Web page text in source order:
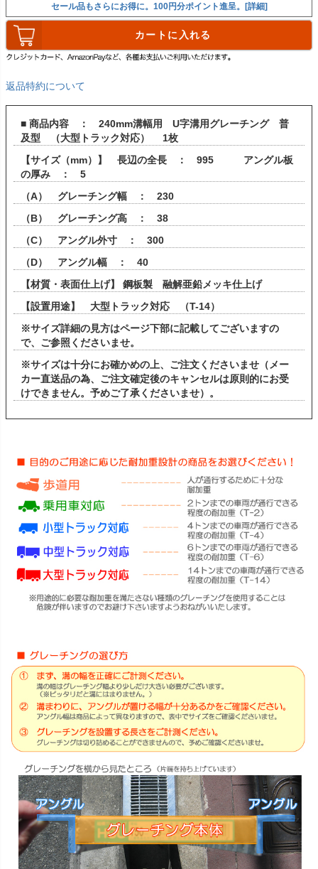
セール品もさらにお得に。100円分ポイント進呈。[詳細]
カートに入れる
返品特約について
■ 商品内容 ： 240mm溝幅用 U字溝用グレーチング 普
及型 （大型トラック対応） 1枚
【サイズ（mm）】 長辺の全長 ： 995 アングル板
の厚み ： 5
（A） グレーチング幅 ： 230
（B） グレーチング高 ： 38
（C） アングル外寸 ： 300
（D） アングル幅 ： 40
【材質・表面仕上げ】 鋼板製 融解亜鉛メッキ仕上げ
【設置用途】 大型トラック対応 （T-14）
※サイズ詳細の見方はページ下部に記載してございますの
で、ご参照くださいませ。
※サイズは十分にお確かめの上、ご注文くださいませ（メー
カー直送品の為、ご注文確定後のキャンセルは原則的にお受
けできません。予めご了承くださいませ）。